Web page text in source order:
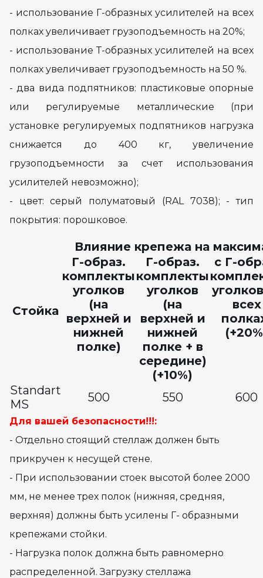
- использование Г-образных усилителей на всех
полках увеличивает грузоподъемность на 20%;
- использование Т-образных усилителей на всех
полках увеличивает грузоподъемность на 50 %.
- два вида подпятников: пластиковые опорные
или регулируемые металлические (при
установке регулируемых подпятников нагрузка
снижается до 400 кг, увеличение
грузоподъемности за счет использования
усилителей невозможно);
- цвет: серый полуматовый (RAL 7038); - тип
покрытия: порошковое.
Стойка
Влияние крепежа на
Г-образ.
комплекты
уголков
(на
верхней и
нижней
полке)
Г-образ.
комплекты
уголков
(на
верхней и
нижней
полке + в
середине)
(+10%)
с Г-
всех
Standart
MS
500 550 600
Для вашей безопасности!!!:
- Отдельно стоящий стеллаж должен быть
прикручен к несущей стене.
- При использовании стоек высотой более 2000
мм, не менее трех полок (нижняя, средняя,
верхняя) должны быть усилены Г- образными
крепежами стойки.
- Нагрузка полок должна быть равномерно
распределенной. Загрузку стеллажа